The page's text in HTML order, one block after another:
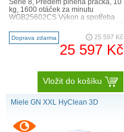
Serie 8, Předem plněná pračka, 10
kg, 1600 otáček za minutu
WGB25602CS Výkon a spotřeba
%: o 30 % účinně..
Doprava zdarma 25 597 Kč
25 597 Kč
Vložit do košíku
Miele GN XXL HyClean 3D